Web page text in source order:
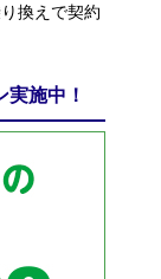
換えで契約
施中！